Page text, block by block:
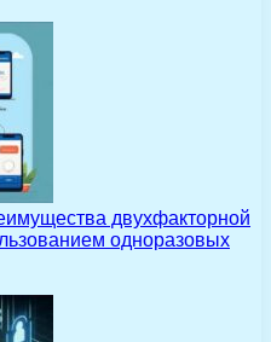
двухфакторной
одноразовых